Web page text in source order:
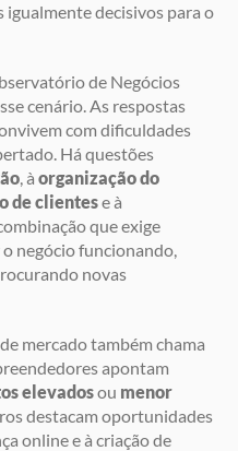
igualmente decisivos para o
de Negócios
cenário. As respostas
com dificuldades
Há questões
, à organização do
de clientese à
que exige
negócio funcionando,
novas
mercado também chama
apontam
elevadosou menor
destacam oportunidades
online e à criação de